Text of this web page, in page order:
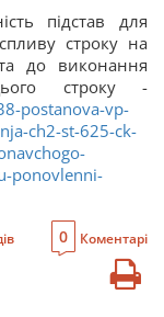
підстав для
строку на
до виконання
строку -
postanova-vp-
ch2-st-625-ck-
ponovlenni-
0 Коментарі